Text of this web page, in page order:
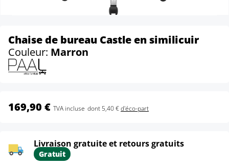
Chaise de bureau Castle en similicuir
Couleur: Marron
169,90 € TVA incluse dont 5,40 €d'éco-part
Livraison gratuite et retours gratuits
Gratuit